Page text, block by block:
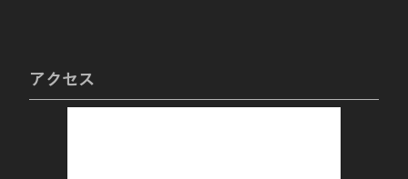
アクセス